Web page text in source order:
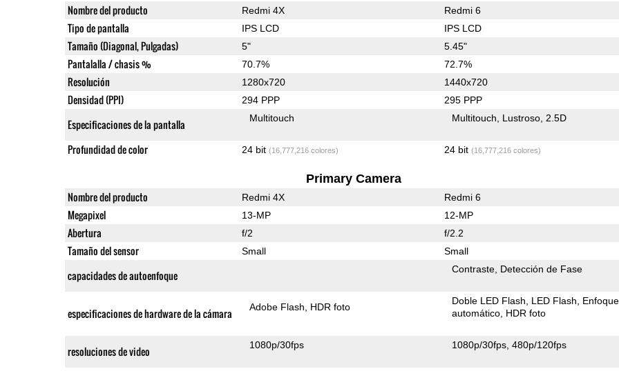
Nombre del producto Redmi 4X Redmi 6
Tipo de pantalla IPS LCD IPS LCD
Tamaño (Diagonal, Pulgadas) 5" 5.45"
Pantalalla / chasis % 70.7% 72.7%
Resolución 1280x720 1440x720
Densidad (PPI) 294 PPP 295 PPP
Especificaciones de la pantalla Multitouch Multitouch Lustroso 2.5D
Profundidad de color 24 bit (16,777,216 colores) 24 bit (16,777,216 colores)
Primary Camera
Nombre del producto Redmi 4X Redmi 6
Megapixel 13-MP 12-MP
Abertura f/2 f/2.2
Tamaño del sensor Small Small
capacidades de autoenfoque Contraste Detección de Fase
especificaciones de hardware de la cámara Adobe Flash HDR foto
Doble LED Flash LED Flash
Enfoque
automático HDR foto
resoluciones de video 1080p/30fps 1080p/30fps 480p/120fps